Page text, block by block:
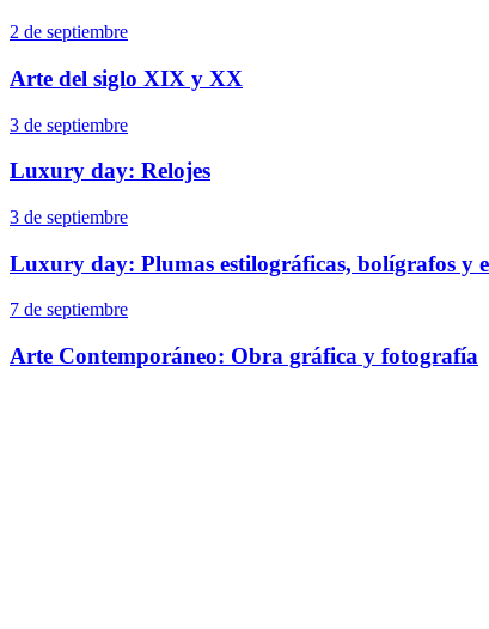
2 de septiembre
Arte del siglo XIX y XX
3 de septiembre
Luxury day: Relojes
3 de septiembre
Luxury day: Plumas estilográficas, bolígrafos y
7 de septiembre
Arte Contemporáneo: Obra gráfica y fotografía